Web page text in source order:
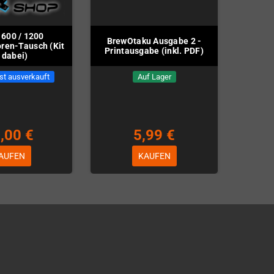
/ 1200
Tausch (Kit
ausverkauft
€
BrewOtaku Ausgabe 2 -
Printausgabe (inkl. PDF)
Auf Lager
5,99 €
KAUFEN